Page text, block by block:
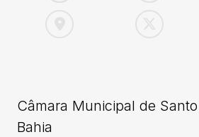
Câmara Municipal de
Bahia